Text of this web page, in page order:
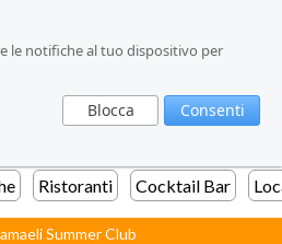
le notifiche al tuo dispositivo per
Blocca Consenti
le notifiche al tuo dispositivo per
Blocca Consenti
Ristoranti Cocktail Bar
Summer Club